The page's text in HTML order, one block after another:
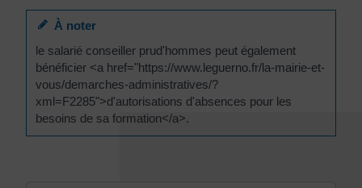
À noter
le salarié conseiller prud'hommes peut également
bénéficier <a href="https://www.leguerno.fr/la-mairie-et-
vous/demarches-administratives/?
xml=F2285">d'autorisations d'absences pour les
besoins de sa formation</a>.